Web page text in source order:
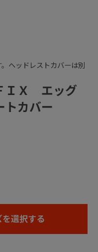
ＩＸ エッグ
カバー
ヘッドレストカバーは別
を選択する